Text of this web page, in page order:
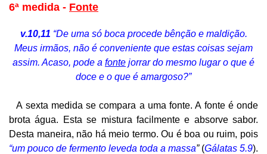
6ª medida - Fonte
v.10,11 “De uma só boca procede bênção e maldição.
Meus irmãos, não é conveniente que estas coisas sejam
assim. Acaso, pode a fonte jorrar do mesmo lugar o que é
doce e o que é amargoso?”
A sexta medida se compara a uma fonte. A fonte é onde
brota água. Esta se mistura facilmente e absorve sabor.
Desta maneira, não há meio termo. Ou é boa ou ruim, pois
“um pouco de fermento leveda toda a massa”(Gálatas 5.9).